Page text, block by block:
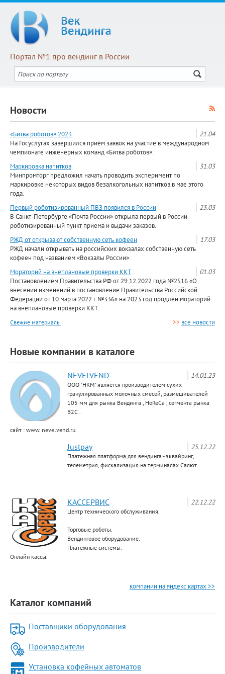
Портал №1 про вендинг в России
Новости
21.04
«Битва роботов» 2023
На Госуслугах завершился приём заявок на участие в международном
чемпионате инженерных команд «Битва роботов».
31.03
Маркировка напитков
Минпромторг предложил начать проводить эксперимент по
маркировке некоторых видов безалкогольных напитков в мае этого
года.
23.03
Первый роботизированный ПВЗ появился в России
В Санкт-Петербурге «Почта России» открыла первый в России
роботизированный пункт приема и выдачи заказов.
17.03
РЖД от открывают собственную сеть кофеен
РЖД начали открывать на российских вокзалах собственную сеть
кофеен под названием «Вокзалы России».
01.03
Мораторий на внеплановые проверки ККТ
Постановлением Правительства РФ от 29.12.2022 года №2516 «О
внесении изменений в постановление Правительства Российской
Федерации от 10 марта 2022 г.№336» на 2023 год продлён мораторий
на внеплановые проверки ККТ.
>> все новости
Свежие материалы
Новые компании в каталоге
14.01.23
NEVELVEND
ООО "НКМ" является производителем сухих
гранулированных молочных смесей, размешивателей
105 мм для рынка Вендинга , HoReCa , сегмента рынка
В2С .
сайт : www. nevelvend.ru.
25.12.22
Justpay
Платежная платформа для вендинга - эквайринг,
телеметрия, фискализация на терминалах Салют.
22.12.22
КАССЕРВИС
Центр технического обслуживания.
Торговые роботы.
Вендинговое оборудование.
Платежные системы.
Онлайн кассы.
компании на яндекс.картах >>
Каталог компаний
Поставщики оборудования
Производители
Установка кофейных автоматов